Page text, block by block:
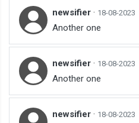
newsifier · 18-08-2023
Another one
newsifier · 18-08-2023
Another one
newsifier · 18-08-2023